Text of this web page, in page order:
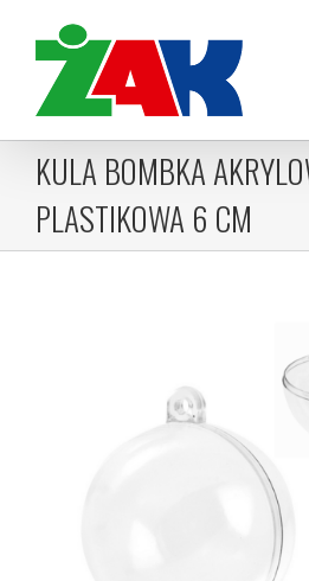
content
KULA BOMBKA
PLASTIKOWA 6 CM